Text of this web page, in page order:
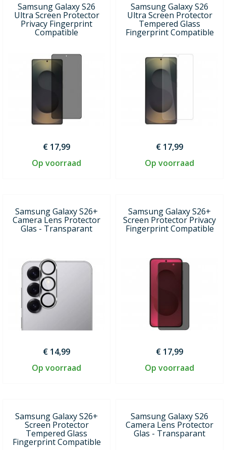
Samsung Galaxy S26
Ultra Screen Protector
Privacy Fingerprint
Compatible
€ 17,99
Op voorraad
Samsung Galaxy S26
Ultra Screen Protector
Tempered Glass
Fingerprint Compatible
€ 17,99
Op voorraad
Samsung Galaxy S26+
Camera Lens Protector
Glas - Transparant
€ 14,99
Op voorraad
Samsung Galaxy S26+
Screen Protector Privacy
Fingerprint Compatible
€ 17,99
Op voorraad
Samsung Galaxy S26+
Screen Protector
Tempered Glass
Fingerprint Compatible
Samsung Galaxy S26
Camera Lens Protector
Glas - Transparant